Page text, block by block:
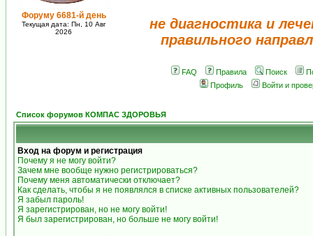
Форуму 6681-й день
Текущая дата: Пн, 10 Авг
2026
не диагностика и
правильного
FAQ Правила Поиск
Профиль
Войти и
Список форумов КОМПАС ЗДОРОВЬЯ
Вход на форум и регистрация
Почему я не могу войти?
Зачем мне вообще нужно регистрироваться?
Почему меня автоматически отключает?
Как сделать, чтобы я не появлялся в списке активных пользователей?
Я забыл пароль!
Я зарегистрирован, но не могу войти!
Я был зарегистрирован, но больше не могу войти!